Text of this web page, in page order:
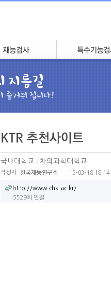
국내대학교 | 차의과학대학교
작성자 한국재능연구소 15-03-18 18:14
http://www.cha.ac.kr/
5529회 연결